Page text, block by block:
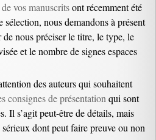
vos manuscritsont récemment été
nous demandons à présent
nous préciser le titre, le type, le
et le nombre de signes espaces
des auteurs qui souhaitent
consignes de présentation qui sont
Il s’agit peut-être de détails, mais
dont peut faire preuve ou non